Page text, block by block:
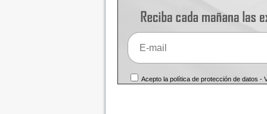
Acepto la política de protección de datos -